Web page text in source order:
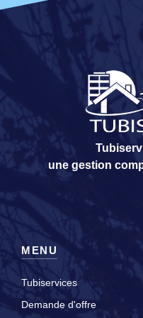
une gestion
MENU
Tubiservices
Demande d'offre